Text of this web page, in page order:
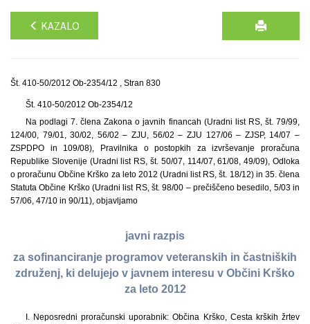
KAZALO
Št. 410-50/2012 Ob-2354/12 , Stran 830
Št. 410-50/2012 Ob-2354/12
Na podlagi 7. člena Zakona o javnih financah (Uradni list RS, št. 79/99,
124/00, 79/01, 30/02, 56/02 – ZJU, 56/02 – ZJU 127/06 – ZJSP, 14/07 –
ZSPDPO in 109/08), Pravilnika o postopkih za izvrševanje proračuna
Republike Slovenije (Uradni list RS, št. 50/07, 114/07, 61/08, 49/09), Odloka
o proračunu Občine Krško za leto 2012 (Uradni list RS, št. 18/12) in 35. člena
Statuta Občine Krško (Uradni list RS, št. 98/00 – prečiščeno besedilo, 5/03 in
57/06, 47/10 in 90/11), objavljamo
javni razpis
za sofinanciranje programov veteranskih in častniških
združenj, ki delujejo v javnem interesu v Občini Krško
za leto 2012
I. Neposredni proračunski uporabnik: Občina Krško, Cesta krških žrtev